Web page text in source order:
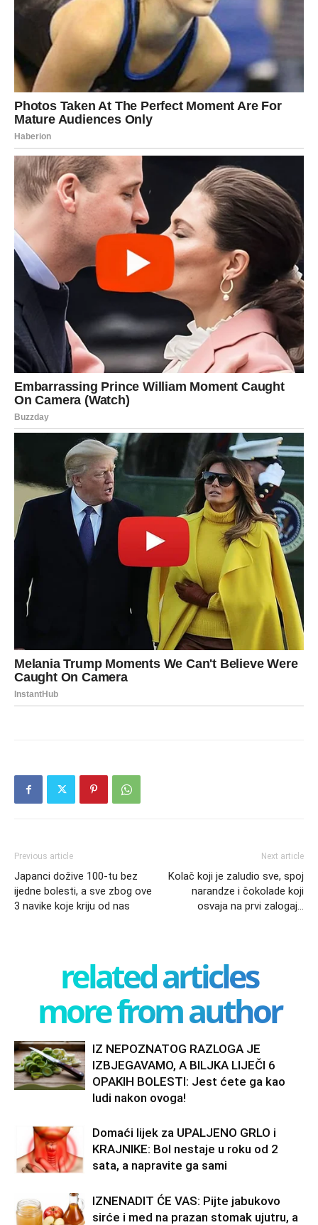
Previous article
Japanci dožive 100-tu bez
ijedne bolesti, a sve zbog ove
3 navike koje kriju od nas
Next article
Kolač koji je zaludio sve, spoj
narandze i čokolade koji
osvaja na prvi zalogaj…
related articles
more from author
IZ NEPOZNATOG RAZLOGA JE
IZBJEGAVAMO, A BILJKA LIJEČI 6
OPAKIH BOLESTI: Jest ćete ga kao
ludi nakon ovoga!
Domaći lijek za UPALJENO GRLO i
KRAJNIKE: Bol nestaje u roku od 2
sata, a napravite ga sami
IZNENADIT ĆE VAS: Pijte jabukovo
sirće i med na prazan stomak ujutru, a